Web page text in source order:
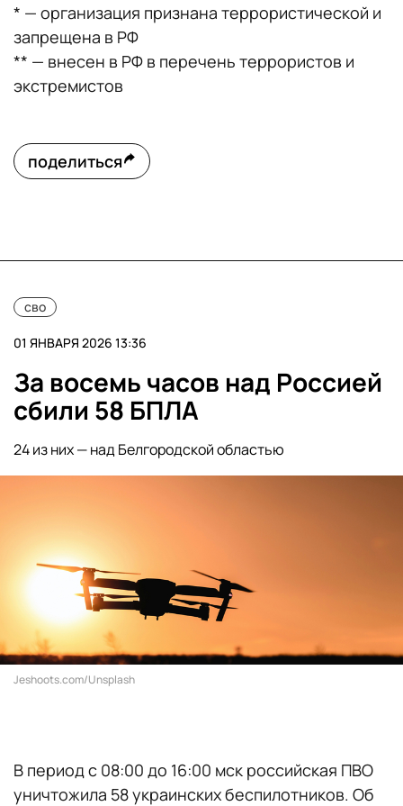
* — организация признана террористической и
запрещена в РФ
** — внесен в РФ в перечень террористов и
экстремистов
поделиться
сво
01 ЯНВАРЯ 2026 13:36
За восемь часов над Россией
сбили 58 БПЛА
24 из них — над Белгородской областью
Jeshoots.com/Unsplash
В период с 08:00 до 16:00 мск российская ПВО
уничтожила 58 украинских беспилотников. Об